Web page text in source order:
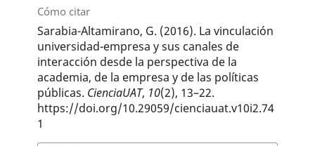
Cómo citar
Sarabia-Altamirano, G. (2016). La vinculación
universidad-empresa y sus canales de
interacción desde la perspectiva de la
academia, de la empresa y de las políticas
públicas. CienciaUAT, 10(2), 13–22.
https://doi.org/10.29059/cienciauat.v10i2.74
1